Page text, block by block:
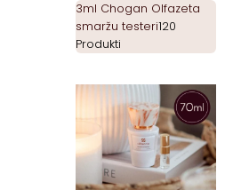
3ml Chogan Olfazeta
smaržu testeri120
Produkti